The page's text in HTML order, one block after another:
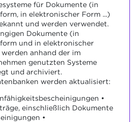
für Dokumente (in
in elektronischer Form ...)
und werden verwendet.
Dokumente (in
und in elektronischer
anhand der im
genutzten Systeme
und archiviert.
werden aktualisiert:
•
einschließlich Dokumente
•